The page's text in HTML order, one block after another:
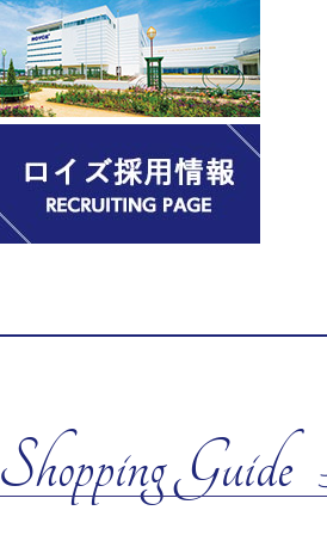
Shopping Guide